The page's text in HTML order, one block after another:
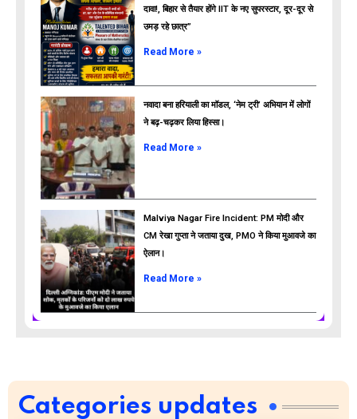
ads
दावा!, बिहार से तैयार होंगे IIT के नए सुपरस्टार, दूर-दूर से
उमड़ रहे छात्र”
Read More »
नवादा बना हरियाली का मॉडल, ‘नेम ट्री’ अभियान में लोगों
ने बढ़-चढ़कर लिया हिस्सा।
Read More »
Malviya Nagar Fire Incident: PM मोदी और
CM रेखा गुप्ता ने जताया दुख, PMO ने किया मुआवजे का
ऐलान।
Read More »
Categories updates